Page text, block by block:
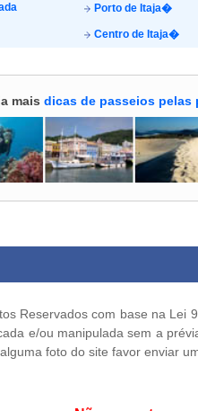
Porto de Itaja�
Centro de Itaja�
mais dicas de passeios pelas
Reservados com base na Lei
e/ou manipulada sem a
foto do site favor enviar